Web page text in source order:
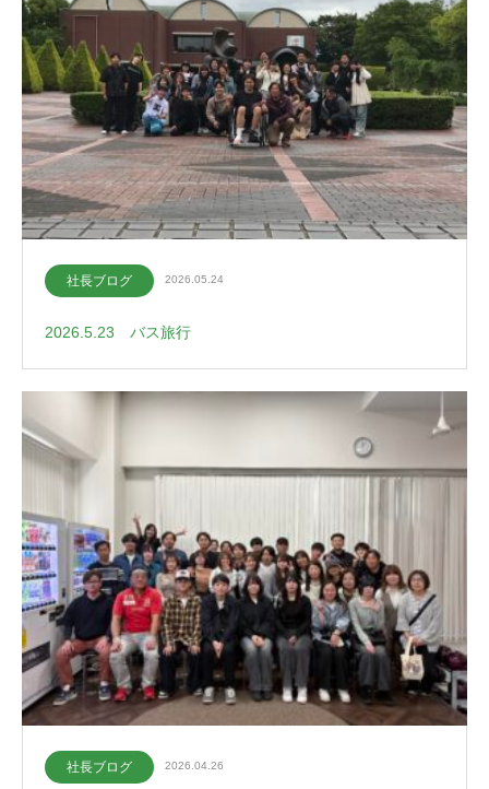
社長ブログ 2026.05.24
2026.5.23 バス旅行
社長ブログ 2026.04.26